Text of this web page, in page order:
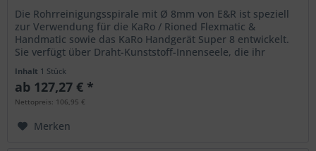
Die Rohrreinigungsspirale mit Ø 8mm von E&R ist speziell
zur Verwendung für die KaRo / Rioned Flexmatic &
Handmatic sowie das KaRo Handgerät Super 8 entwickelt.
Sie verfügt über Draht-Kunststoff-Innenseele, die ihr
Inhalt 1 Stück
ab 127,27 € *
Nettopreis: 106,95 €
Merken